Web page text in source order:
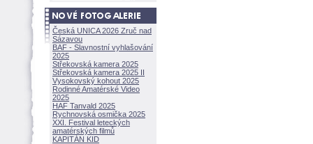
Česká UNICA 2026 Zruč nad
Sázavou
BAF - Slavnostní vyhlašování
2025
Střekovská kamera 2025
Střekovská kamera 2025 II
Vysokovský kohout 2025
Rodinné Amatérské Video
2025
HAF Tanvald 2025
Rychnovská osmička 2025
XXI. Festival leteckých
amatérských filmů
KAPITÁN KID